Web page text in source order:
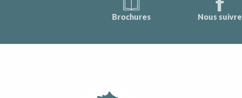
Brochures Nous suivre